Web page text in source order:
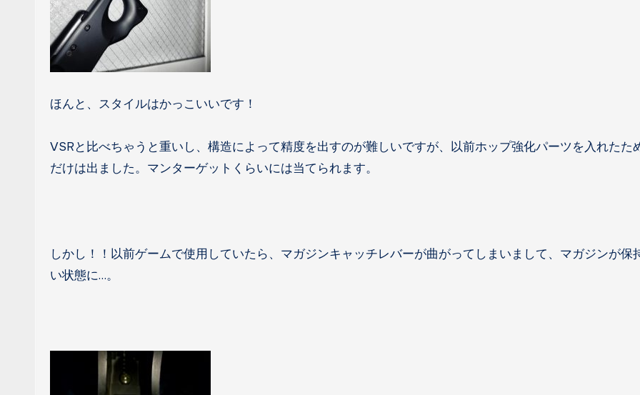
ほんと、スタイルはかっこいいです！
VSRと比べちゃうと重いし、構造によって精度を出すのが難しいですが、以前ホップ強化パーツを入れたた
だけは出ました。マンターゲットくらいには当てられます。
しかし！！以前ゲームで使用していたら、マガジンキャッチレバーが曲がってしまいまして、マガジンが保
い状態に…。